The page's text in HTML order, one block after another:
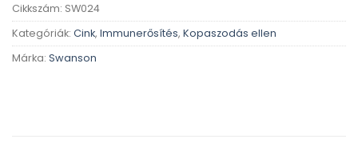
Cikkszám: SW024
Kategóriák: Cink, Immunerősítés, Kopaszodás ellen
Márka: Swanson